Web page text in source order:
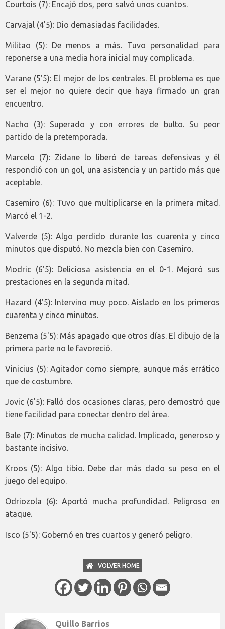
Courtois (7): Encajó dos, pero salvó unos cuantos.
Carvajal (4'5): Dio demasiadas facilidades.
Militao (5): De menos a más. Tuvo personalidad para
reponerse a una media hora inicial muy complicada.
Varane (5'5): El mejor de los centrales. El problema es que
ser el mejor no quiere decir que haya firmado un gran
encuentro.
Nacho (3): Superado y con errores de bulto. Su peor
partido de la pretemporada.
Marcelo (7): Zidane lo liberó de tareas defensivas y él
respondió con un gol, una asistencia y un partido más que
aceptable.
Casemiro (6): Tuvo que multiplicarse en la primera mitad.
Marcó el 1-2.
Valverde (5): Algo perdido durante los cuarenta y cinco
minutos que disputó. No mezcla bien con Casemiro.
Modric (6'5): Deliciosa asistencia en el 0-1. Mejoró sus
prestaciones en la segunda mitad.
Hazard (4'5): Intervino muy poco. Aislado en los primeros
cuarenta y cinco minutos.
Benzema (5'5): Más apagado que otros días. El dibujo de la
primera parte no le favoreció.
Vinicius (5): Agitador como siempre, aunque más errático
que de costumbre.
Jovic (6'5): Falló dos ocasiones claras, pero demostró que
tiene facilidad para conectar dentro del área.
Bale (7): Minutos de mucha calidad. Implicado, generoso y
bastante incisivo.
Kroos (5): Algo tibio. Debe dar más dado su peso en el
juego del equipo.
Odriozola (6): Aportó mucha profundidad. Peligroso en
ataque.
Isco (5'5): Gobernó en tres cuartos y generó peligro.
VOLVER HOME
Quillo Barrios